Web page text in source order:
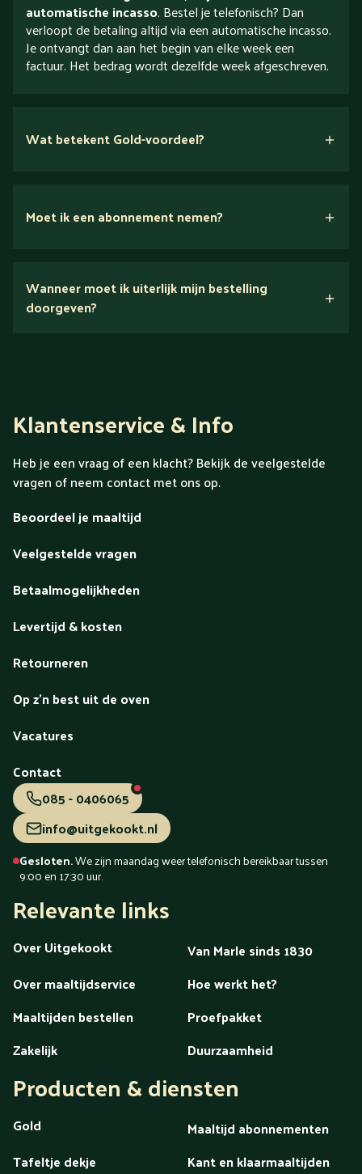
automatische incasso. Bestel je telefonisch? Dan
verloopt de betaling altijd via een automatische incasso.
Je ontvangt dan aan het begin van elke week een
factuur. Het bedrag wordt dezelfde week afgeschreven.
Wat betekent Gold-voordeel?
Ontdek alles over Gold
Moet ik een abonnement nemen?
Wanneer moet ik uiterlijk mijn bestelling
doorgeven?
Klantenservice & Info
Heb je een vraag of een klacht? Bekijk de veelgestelde
vragen of neem contact met ons op.
Beoordeel je maaltijd
Veelgestelde vragen
Betaalmogelijkheden
Levertijd & kosten
Retourneren
Op z'n best uit de oven
Vacatures
Contact
085 - 0406065
info@uitgekookt.nl
Gesloten.We zijn maandag weer telefonisch bereikbaar tussen
9:00 en 17:30 uur.
Relevante links
Over Uitgekookt
Van Marle sinds 1830
Over maaltijdservice
Hoe werkt het?
Maaltijden bestellen
Proefpakket
Zakelijk
Duurzaamheid
Producten & diensten
Gold
Maaltijd abonnementen
Tafeltje dekje
Kant en klaarmaaltijden